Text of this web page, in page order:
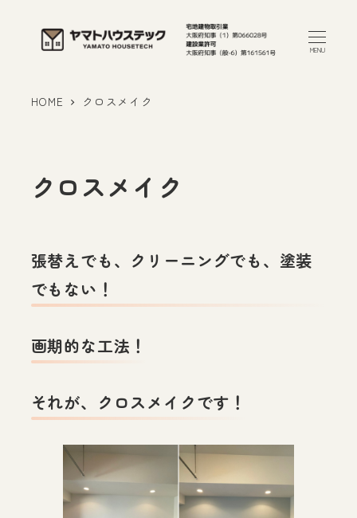
MENU
HOME クロスメイク
クロスメイク
張替えでも、クリーニングでも、塗装
でもない！
画期的な工法！
それが、クロスメイクです！